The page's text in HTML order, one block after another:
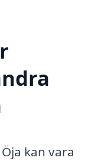
kan vara